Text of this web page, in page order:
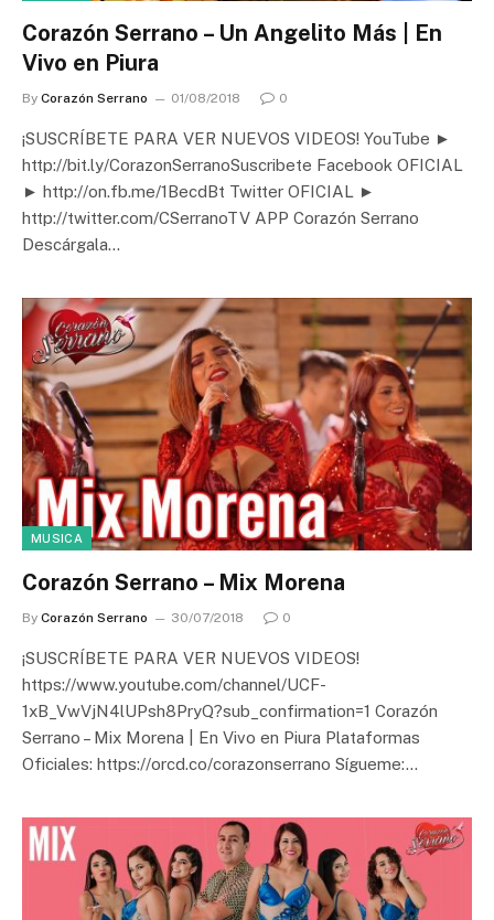
Corazón Serrano – Un Angelito Más | En
Vivo en Piura
By Corazón Serrano 01/08/2018 0
¡SUSCRÍBETE PARA VER NUEVOS VIDEOS! YouTube ►
http://bit.ly/CorazonSerranoSuscribete Facebook OFICIAL
► http://on.fb.me/1BecdBt Twitter OFICIAL ►
http://twitter.com/CSerranoTV APP Corazón Serrano
Descárgala…
MUSICA
Corazón Serrano – Mix Morena
By Corazón Serrano 30/07/2018 0
¡SUSCRÍBETE PARA VER NUEVOS VIDEOS!
https://www.youtube.com/channel/UCF-
1xB_VwVjN4lUPsh8PryQ?sub_confirmation=1 Corazón
Serrano – Mix Morena | En Vivo en Piura Plataformas
Oficiales: https://orcd.co/corazonserrano Sígueme:…